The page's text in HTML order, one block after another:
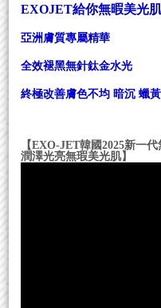
EXOJET給你無暇美光
亞洲膚質專屬精華
全效褪黑無針鈦金水光
終極改善膚色不均 暗沉 蠟黃
【EXO-JET韓國2025新一
潤澤光亮無瑕美光肌】